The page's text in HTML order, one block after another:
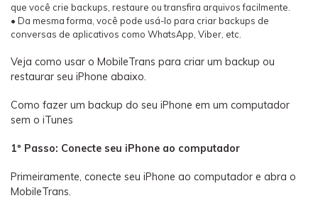
que você crie backups, restaure ou transfira arquivos facilmente.
• Da mesma forma, você pode usá-lo para criar backups de
conversas de aplicativos como WhatsApp, Viber, etc.
Veja como usar o MobileTrans para criar um backup ou
restaurar seu iPhone abaixo.
Como fazer um backup do seu iPhone em um computador
sem o iTunes
1º Passo: Conecte seu iPhone ao computador
Primeiramente, conecte seu iPhone ao computador e abra o
MobileTrans.